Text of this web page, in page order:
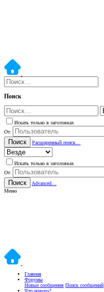
Поиск
Искать только в заголовках
От:
Поиск Расширенный поиск…
Искать только в заголовках
От:
Поиск
Advanced…
Меню
Главная
Форумы
Новые сообщения Поиск сообщений